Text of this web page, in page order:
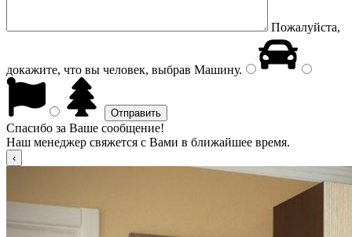
Пожалуйста,
докажите, что вы человек, выбрав Машину.
Спасибо за Ваше сообщение!
Наш менеджер свяжется с Вами в ближайшее время.